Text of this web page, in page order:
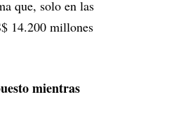
que, solo en las
14.200 millones
mientras